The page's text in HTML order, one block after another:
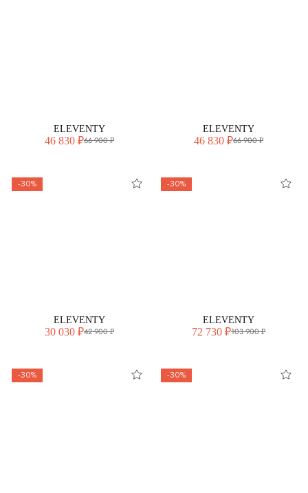
ELEVENTY
46 830 ₽66 900 ₽
ELEVENTY
46 830 ₽66 900 ₽
-30%
ELEVENTY
30 030 ₽42 900 ₽
-30%
ELEVENTY
72 730 ₽103 900 ₽
-30% -30%